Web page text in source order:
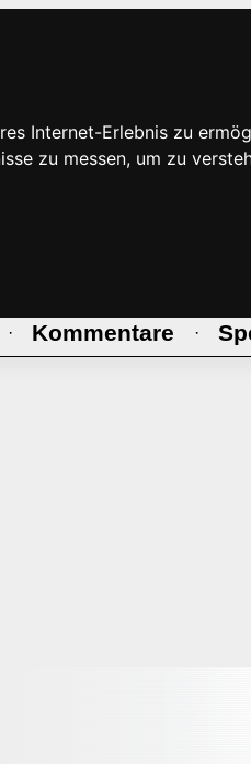
Internet-Erlebnis zu
zu messen, um zu
· Kommentare ·